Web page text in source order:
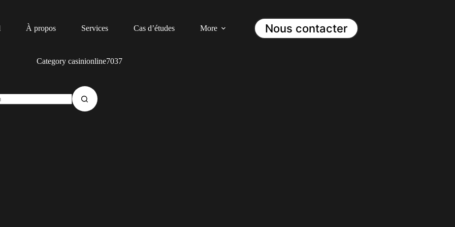
À propos Services Cas d’études More Nous contacter
Category casinionline7037